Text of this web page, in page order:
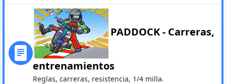
PADDOCK - Carreras,
entrenamientos
Reglas, carreras, resistencia, 1/4 milla.